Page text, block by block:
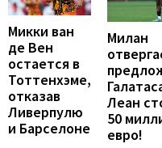
Микки ван
де Вен
остается в
Тоттенхэме,
отказав
Ливерпулю
и Барселоне
Милан
Леан
50
евро!